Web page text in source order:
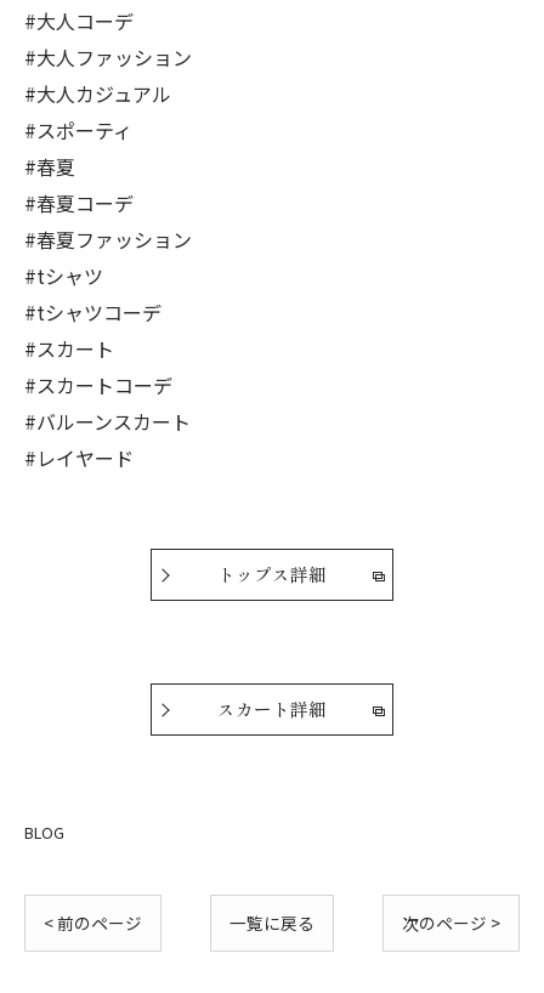
#大人コーデ
#大人ファッション
#大人カジュアル
#スポーティ
#春夏
#春夏コーデ
#春夏ファッション
#tシャツ
#tシャツコーデ
#スカート
#スカートコーデ
#バルーンスカート
#レイヤード
トップス詳細
スカート詳細
BLOG
< 前のページ 一覧に戻る 次のページ >